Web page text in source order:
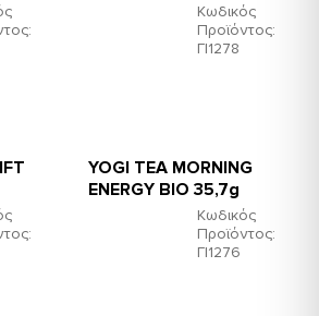
Κωδικός
Προϊόντος:
ΓΙ1278
Κωδικός
Προϊόντος:
ΓΙ1276
YOGI TEA MORNING
ENERGY BIO 35,7g